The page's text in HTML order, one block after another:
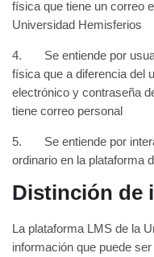
física que tiene un correo
Universidad Hemisferios
4. Se entiende por
física que a diferencia del
electrónico y contraseña
tiene correo personal
5. Se entiende por
ordinario en la plataforma
Distinción de
La plataforma LMS de la
información que puede